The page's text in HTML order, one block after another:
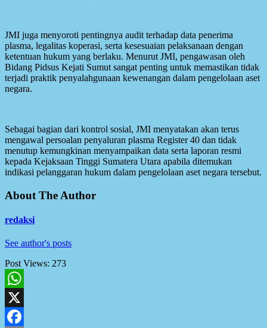
JMI juga menyoroti pentingnya audit terhadap data penerima
plasma, legalitas koperasi, serta kesesuaian pelaksanaan dengan
ketentuan hukum yang berlaku. Menurut JMI, pengawasan oleh
Bidang Pidsus Kejati Sumut sangat penting untuk memastikan tidak
terjadi praktik penyalahgunaan kewenangan dalam pengelolaan aset
negara.
Sebagai bagian dari kontrol sosial, JMI menyatakan akan terus
mengawal persoalan penyaluran plasma Register 40 dan tidak
menutup kemungkinan menyampaikan data serta laporan resmi
kepada Kejaksaan Tinggi Sumatera Utara apabila ditemukan
indikasi pelanggaran hukum dalam pengelolaan aset negara tersebut.
About The Author
redaksi
See author's posts
Post Views: 273
WhatsApp
X